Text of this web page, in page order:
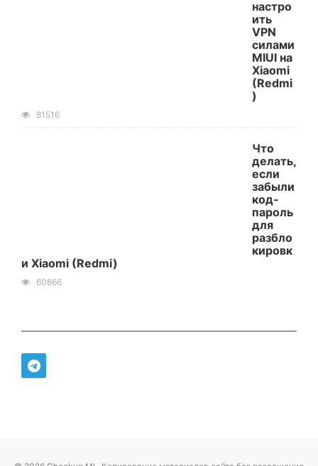
настро
ить
VPN
силами
MIUI на
Xiaomi
(Redmi
)
81516
Что
делать,
если
забыли
код-
пароль
для
разбло
кировк
и Xiaomi (Redmi)
60866